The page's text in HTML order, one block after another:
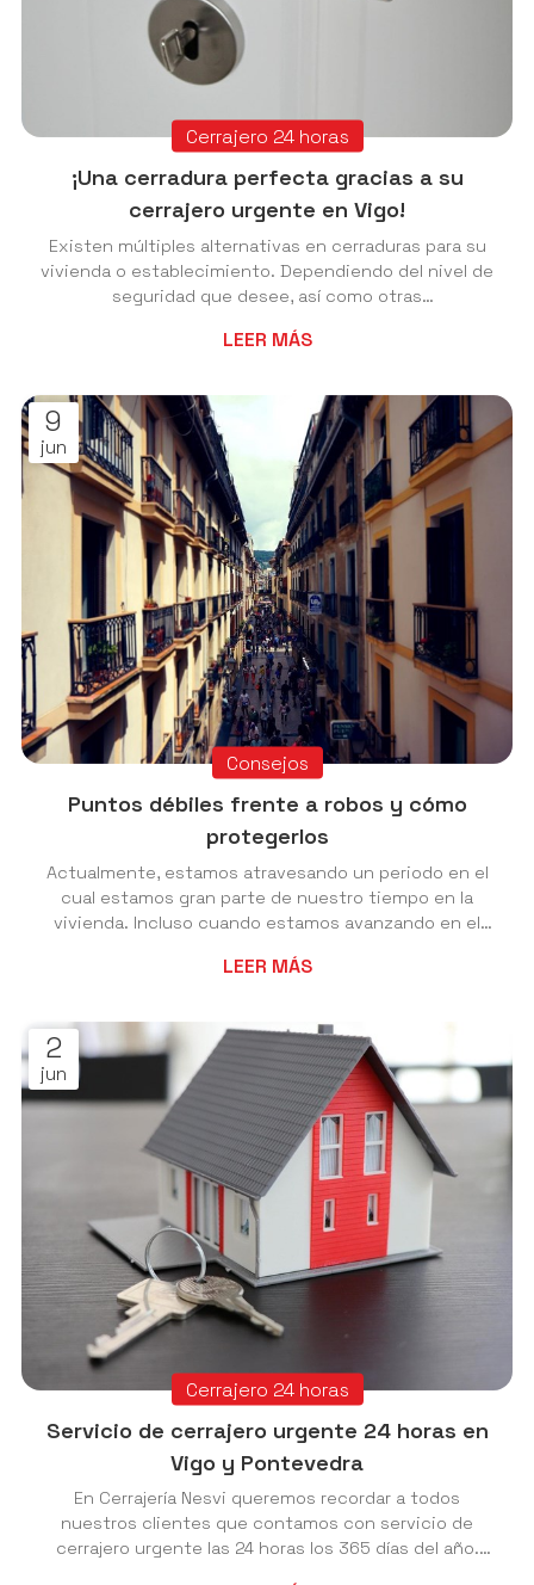
¡Una cerradura perfecta gracias a su
cerrajero urgente en Vigo!
Cerrajero 24 horas
Existen múltiples alternativas en cerraduras para su
vivienda o establecimiento. Dependiendo del nivel de
seguridad que desee, así como otras
ofrecemos múltiples modelos y alternativas para
¿Pero cuál es la que más se ajusta a sus requisitos?
¿Conoce todas las ofertas que ofrece el mercado?
Hoy queremos hacer un acercamiento a algunos de
los principales tipos de cerraduras y qué es lo que ...
LEER MÁS
9
jun
Puntos débiles frente a robos y cómo
protegerlos
Consejos
Actualmente, estamos atravesando un periodo en el
cual estamos gran parte de nuestro tiempo en la
vivienda. Incluso cuando estamos avanzando en el
nuestra exposición y la vivienda sigue siendo un
y los nuestros. Teniendo esto en cuenta, ahora más
que nunca es importante mantener un correcto
sistema de seguridad, ¿pero sabemos realmente en
qué consiste esto? Desde Cerrajería Nesvi
queremos...
LEER MÁS
2
jun
Servicio de cerrajero urgente 24 horas en
Vigo y Pontevedra
Cerrajero 24 horas
En Cerrajería Nesvi queremos recordar a todos
nuestros clientes que contamos con servicio de
cerrajero urgente las 24 horas los 365 días del año.